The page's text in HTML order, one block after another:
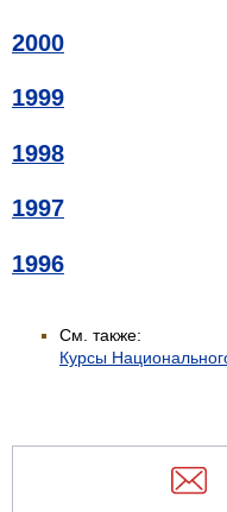
2000
1999
1998
1997
1996
См. также:
Курсы